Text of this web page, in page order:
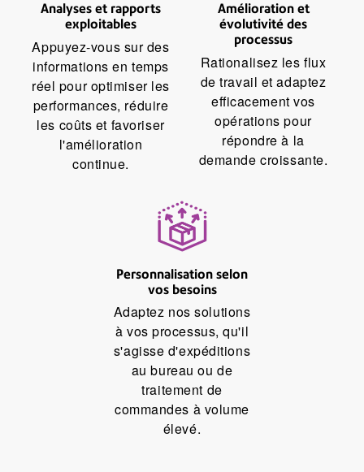
Analyses et rapports
exploitables
Appuyez-vous sur des
informations en temps
réel pour optimiser les
performances, réduire
les coûts et favoriser
l'amélioration
continue.
Amélioration et
évolutivité des
processus
Rationalisez les flux
de travail et adaptez
efficacement vos
opérations pour
répondre à la
demande croissante.
Personnalisation selon
vos besoins
Adaptez nos solutions
à vos processus, qu'il
s'agisse d'expéditions
au bureau ou de
traitement de
commandes à volume
élevé.